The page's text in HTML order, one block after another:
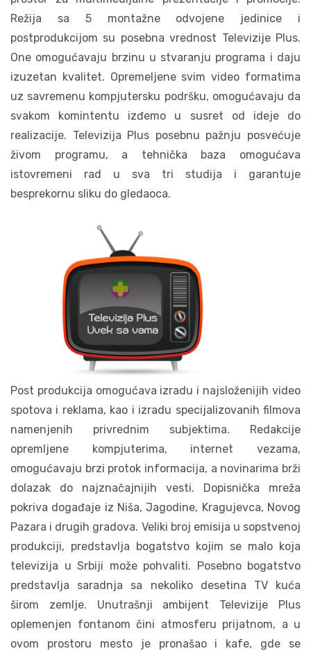
Režija sa 5 montažne odvojene jedinice i
postprodukcijom su posebna vrednost Televizije Plus.
One omogućavaju brzinu u stvaranju programa i daju
izuzetan kvalitet. Opremeljene svim video formatima
uz savremenu kompjutersku podršku, omogućavaju da
svakom komintentu izđemo u susret od ideje do
realizacije. Televizija Plus posebnu pažnju posvećuje
živom programu, a tehnička baza omogućava
istovremeni rad u sva tri studija i garantuje
besprekornu sliku do gledaoca.
Post produkcija omogućava izradu i najsloženijih video
spotova i reklama, kao i izradu specijalizovanih filmova
namenjenih privrednim subjektima. Redakcije
opremljene kompjuterima, internet vezama,
omogućavaju brzi protok informacija, a novinarima brži
dolazak do najznačajnijih vesti. Dopisnička mreža
pokriva događaje iz Niša, Jagodine, Kragujevca, Novog
Pazara i drugih gradova. Veliki broj emisija u sopstvenoj
produkciji, predstavlja bogatstvo kojim se malo koja
televizija u Srbiji može pohvaliti. Posebno bogatstvo
predstavlja saradnja sa nekoliko desetina TV kuća
širom zemlje. Unutrašnji ambijent Televizije Plus
oplemenjen fontanom čini atmosferu prijatnom, a u
ovom prostoru mesto je pronašao i kafe, gde se